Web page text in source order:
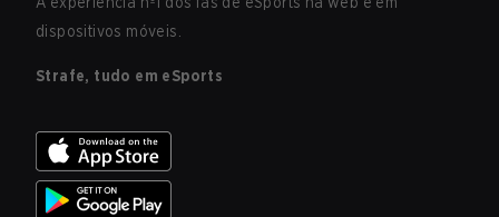
dispositivos móveis.
Strafe, tudo em eSports